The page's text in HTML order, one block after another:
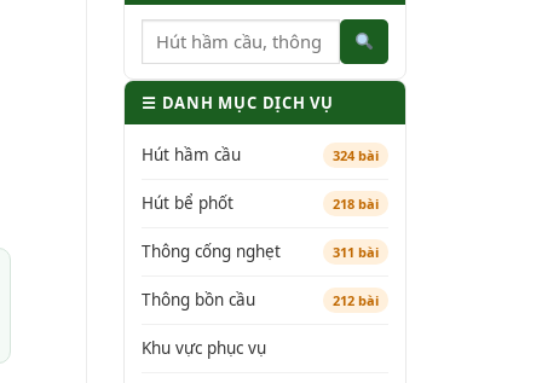
☰ DANH MỤC DỊCH VỤ
Hút hầm cầu 324 bài
Hút bể phốt 218 bài
Thông cống nghẹt 311 bài
Thông bồn cầu 212 bài
Khu vực phục vụ